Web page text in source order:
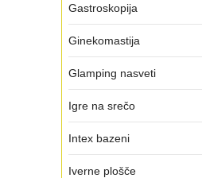
Gastroskopija
Ginekomastija
Glamping nasveti
Igre na srečo
Intex bazeni
Iverne plošče